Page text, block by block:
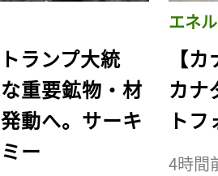
ランプ大統
重要鉱物・材
動へ。サーキ
ー
エネ
【
カナ
ト
4時間